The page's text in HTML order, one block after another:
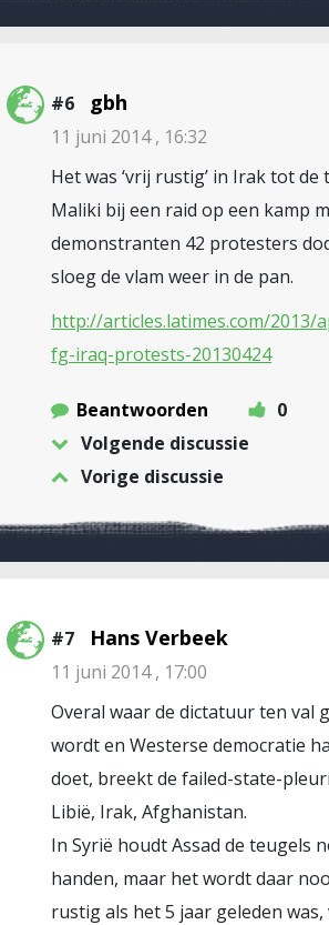
#6 gbh
11 juni 2014 , 16:32
Het was ‘vrij rustig’ in Irak tot de
Maliki bij een raid op een kamp
demonstranten 42 protesters
sloeg de vlam weer in de pan.
http://articles.latimes.com/2013/
fg-iraq-protests-20130424
Beantwoorden
0
Volgende discussie
Vorige discussie
#7 Hans Verbeek
11 juni 2014 , 17:00
Overal waar de dictatuur ten val
wordt en Westerse democratie
doet, breekt de failed-state-
Libië, Irak, Afghanistan.
In Syrië houdt Assad de teugels
handen, maar het wordt daar
rustig als het 5 jaar geleden